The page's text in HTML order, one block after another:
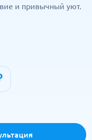
и привычный уют.